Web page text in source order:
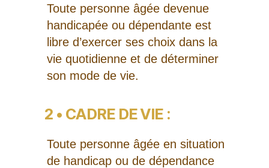
Toute personne âgée devenue
handicapée ou dépendante est
libre d’exercer ses choix dans la
vie quotidienne et de déterminer
son mode de vie.
2 • CADRE DE VIE :
Toute personne âgée en situation
de handicap ou de dépendance